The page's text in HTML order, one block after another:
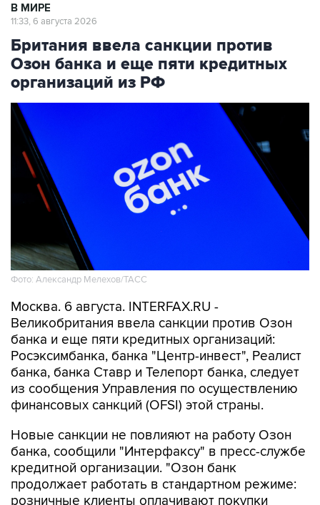
Британия ввела санкции против
Озон банка и еще пяти кредитных
организаций из РФ
Фото: Александр Мелехов/ТАСС
Москва. 6 августа. INTERFAX.RU -
банка и еще пяти кредитных организаций:
Росэксимбанка, банка "Центр-инвест", Реалист
банка, банка Ставр и Телепорт банка, следует
из сообщения Управления по осуществлению
финансовых санкций (OFSI) этой страны.
Новые санкции не повлияют на работу Озон
кредитной организации. "Озон банк
продолжает работать в стандартном режиме:
розничные клиенты оплачивают покупки
картами, открывают накопительные счета и